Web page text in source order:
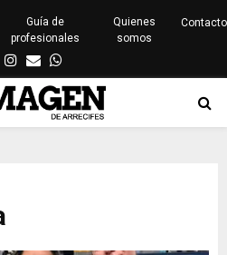
Guía de
profesionales
Quienes
somos
Contacto
Instagram
EmailWhatsapp